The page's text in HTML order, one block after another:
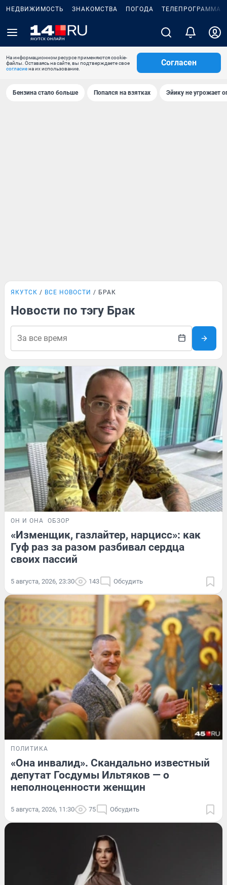
НЕДВИЖИМОСТЬ ЗНАКОМСТВА ПОГОДА ТЕЛЕПРОГРАММА
На информационном ресурсе применяются cookie-
файлы. Оставаясь на сайте, вы подтверждаете свое
согласиена их использование.
Согласен
Бензина стало больше Попался на взятках Эйику не угрожает
ЯКУТСК ВСЕ НОВОСТИ БРАК
Новости по тэгу Брак
ОН И ОНА ОБЗОР
«Изменщик, газлайтер, нарцисс»: как
Гуф раз за разом разбивал сердца
своих пассий
5 августа, 2026, 23:30 143 Обсудить
ПОЛИТИКА
«Она инвалид». Скандально известный
депутат Госдумы Ильтяков — о
неполноценности женщин
5 августа, 2026, 11:30 75 Обсудить